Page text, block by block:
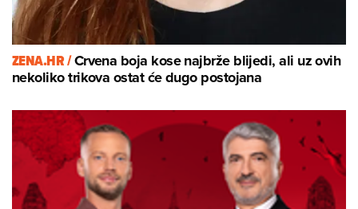
ZENA.HR /Crvena boja kose najbrže blijedi, ali uz ovih
nekoliko trikova ostat će dugo postojana